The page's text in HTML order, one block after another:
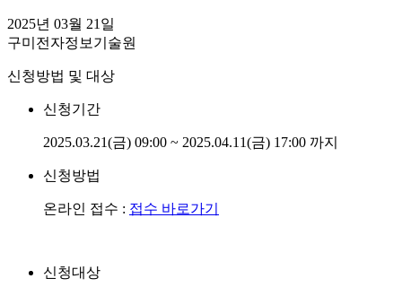
2025년 03월 21일
구미전자정보기술원
신청방법 및 대상
신청기간
2025.03.21(금) 09:00 ~ 2025.04.11(금) 17:00 까지
신청방법
온라인 접수 : 접수 바로가기
신청대상